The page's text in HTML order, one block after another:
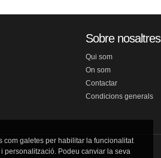
Sobre nosaltres
Qui som
On som
Contactar
Condicions generals
com galetes per habilitar la funcionalitat
personalització. Podeu canviar la seva